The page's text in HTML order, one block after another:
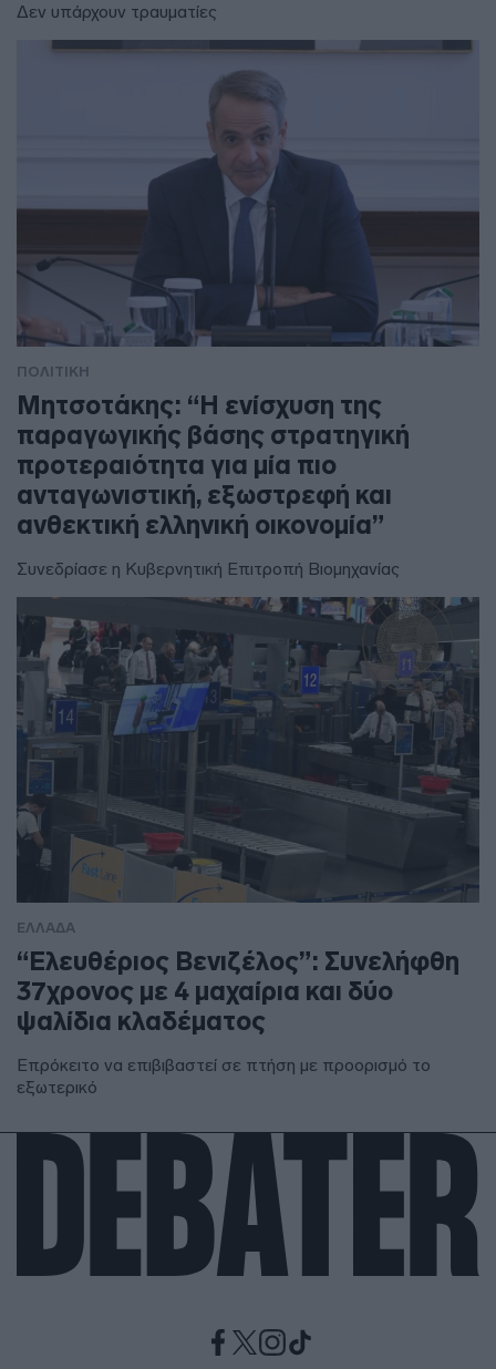
Δεν υπάρχουν τραυματίες
ΠΟΛΙΤΙΚΗ
Μητσοτάκης: “Η ενίσχυση της
παραγωγικής βάσης στρατηγική
προτεραιότητα για μία πιο
ανταγωνιστική, εξωστρεφή και
ανθεκτική ελληνική οικονομία”
Συνεδρίασε η Κυβερνητική Επιτροπή Βιομηχανίας
ΕΛΛΑΔΑ
“Ελευθέριος Βενιζέλος”: Συνελήφθη
37χρονος με 4 μαχαίρια και δύο
ψαλίδια κλαδέματος
Επρόκειτο να επιβιβαστεί σε πτήση με προορισμό το
εξωτερικό